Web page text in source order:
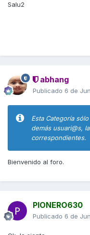
Salu2
abhang
Publicado 6 de
Esta Categoría
demás usuari@s,
correspondientes.
Bienvenido al foro.
PIONERO630
Publicado 6 de